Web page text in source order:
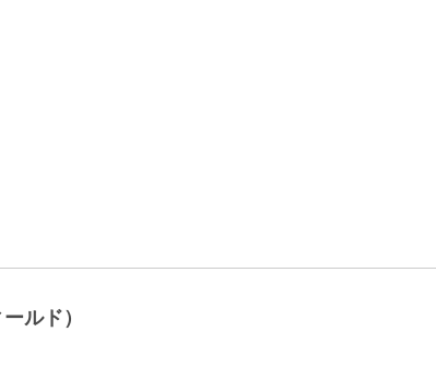
ルド）